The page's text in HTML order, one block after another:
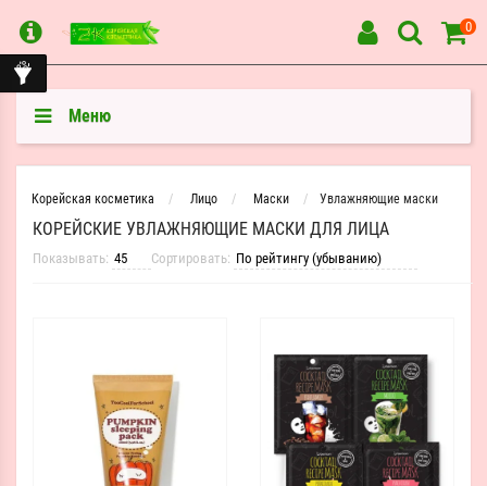
0
Меню
Корейская косметика Лицо Маски Увлажняющие маски
КОРЕЙСКИЕ УВЛАЖНЯЮЩИЕ МАСКИ ДЛЯ ЛИЦА
Показывать: Сортировать: